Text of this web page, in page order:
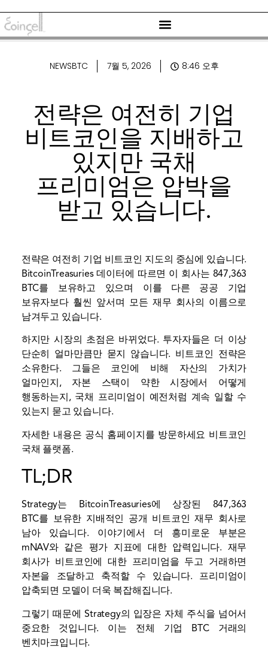
NEWSBTC 7월 5, 2026 8:46 오후
전략은 여전히 ​​기업
비트코인을 지배하고
있지만 국채
프리미엄은 압박을
받고 있습니다.
전략은 여전히 ​​기업 비트코인 ​​지도의 중심에 있습니다.
BitcoinTreasuries 데이터에 따르면 이 회사는 847,363
BTC를 보유하고 있으며 이를 다른 공공 기업
보유자보다 훨씬 앞서며 모든 재무 회사의 이름으로
남겨두고 있습니다.
하지만 시장의 초점은 바뀌었다. 투자자들은 더 이상
단순히 얼마만큼만 묻지 않습니다. 비트코인 전략은
소유한다. 그들은 코인에 비해 자산의 가치가
얼마인지, 자본 스택이 약한 시장에서 어떻게
행동하는지, 국채 프리미엄이 예전처럼 계속 일할 수
있는지 묻고 있습니다.
자세한 내용은 공식 홈페이지를 방문하세요 비트코인
국채 플랫폼.
TL;DR
Strategy는 BitcoinTreasuries에 상장된 847,363
BTC를 보유한 지배적인 공개 비트코인 ​​재무 회사로
남아 있습니다. 이야기에서 더 흥미로운 부분은
mNAV와 같은 평가 지표에 대한 압력입니다. 재무
회사가 비트코인에 대한 프리미엄을 두고 거래하면
자본을 조달하고 축적할 수 있습니다. 프리미엄이
압축되면 모델이 더욱 복잡해집니다.
그렇기 때문에 Strategy의 입장은 자체 주식을 넘어서
중요한 것입니다. 이는 전체 기업 BTC 거래의
벤치마크입니다.